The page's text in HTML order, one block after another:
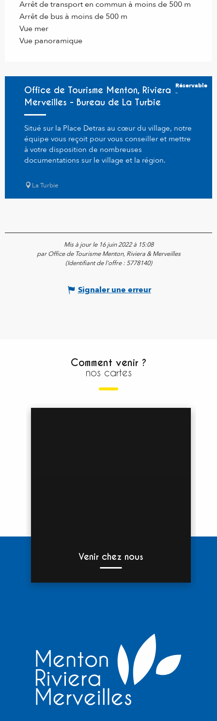
Arrêt de transport en commun à moins de 500 m
Arrêt de bus à moins de 500 m
Vue mer
Vue panoramique
Office de Tourisme Menton, Riviera &
Merveilles - Bureau de La Turbie
Situé sur la Place Detras au cœur du village, notre
équipe vous reçoit pour vous conseiller et mettre
à votre disposition de nombreuses
documentations sur le village et la région.
La Turbie
Réservable
Mis à jour le 16 juin 2022 à 15:08
par Office de Tourisme Menton, Riviera & Merveilles
(Identifiant de l'offre : 5778140)
Signaler une erreur
Comment venir ?
nos cartes
Venir chez nous